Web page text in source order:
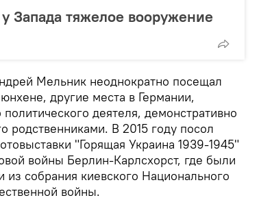
Запада тяжелое вооружение
Мельник неоднократно посещал
другие места в Германии,
деятеля, демонстративно
родственниками. В 2015 году посол
"Горящая Украина 1939-1945"
войны Берлин-Карлсхорст, где были
собрания киевского Национального
войны.